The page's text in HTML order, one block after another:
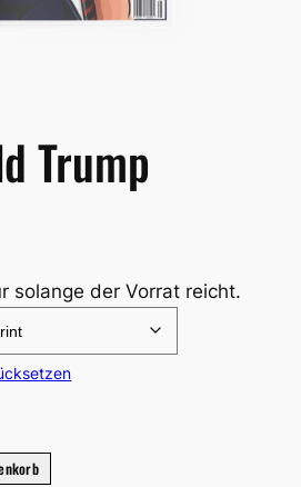
Trump
solange der Vorrat reicht.